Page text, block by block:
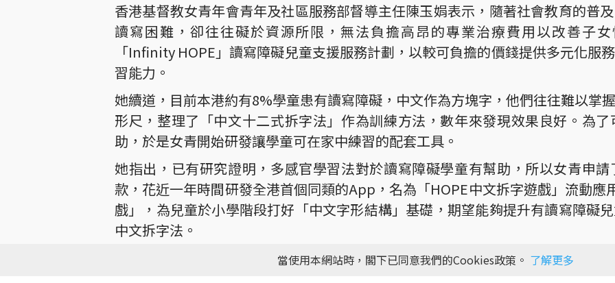
香港基督教女青年會青年及社區服務部督導主任陳玉娟表示，隨著社會教育的普
讀寫困難，卻往往礙於資源所限，無法負擔高昂的專業治療費用以改善子
「Infinity HOPE」讀寫障礙兒童支援服務計劃，以較可負擔的價錢提供多元化服
習能力。
她續道，目前本港約有8%學童患有讀寫障礙，中文作為方塊字，他們往往難以掌
形尺，整理了「中文十二式拆字法」作為訓練方法，數年來發現效果良好。為
助，於是女青開始研發讓學童可在家中練習的配套工具。
她指出，已有研究證明，多感官學習法對於讀寫障礙學童有幫助，所以女青申
款，花近一年時間研發全港首個同類的App，名為「HOPE中文拆字遊戲」流動
戲」，為兒童於小學階段打好「中文字形結構」基礎，期望能夠提升有讀寫障礙
中文拆字法。
女青社工潘詩雅表示，此App現有5個故事，學童須根據故事情節，在限時內將相
當使用本網站時，閣下已同意我們的Cookies政策。 了解更多